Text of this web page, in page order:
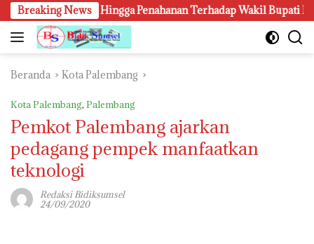
Langsung
ke
konten
Breaking NewsHingga Penahanan Terhadap Wakil Bupati Pali
Beranda Kota Palembang
Kota Palembang, Palembang
Pemkot Palembang ajarkan
pedagang pempek manfaatkan
teknologi
Redaksi Bidiksumsel
24/09/2020